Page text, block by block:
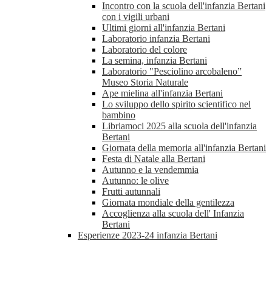
Incontro con la scuola dell'infanzia Bertani
con i vigili urbani
Ultimi giorni all'infanzia Bertani
Laboratorio infanzia Bertani
Laboratorio del colore
La semina, infanzia Bertani
Laboratorio "Pesciolino arcobaleno”
Museo Storia Naturale
Ape mielina all'infanzia Bertani
Lo sviluppo dello spirito scientifico nel
bambino
Libriamoci 2025 alla scuola dell'infanzia
Bertani
Giornata della memoria all'infanzia Bertani
Festa di Natale alla Bertani
Autunno e la vendemmia
Autunno: le olive
Frutti autunnali
Giornata mondiale della gentilezza
Accoglienza alla scuola dell' Infanzia
Bertani
Esperienze 2023-24 infanzia Bertani